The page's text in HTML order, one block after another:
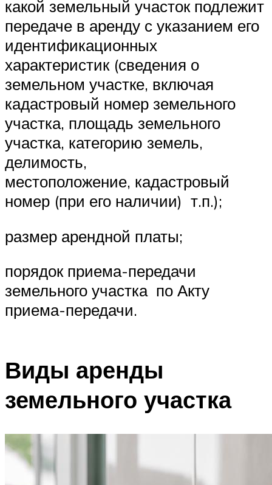
какой земельный участок подлежит
передаче в аренду с указанием его
идентификационных
характеристик (сведения о
земельном участке, включая
кадастровый номер земельного
участка, площадь земельного
участка, категорию земель,
делимость,
местоположение, кадастровый
номер (при его наличии) т.п.);
размер арендной платы;
порядок приема-передачи
земельного участка по Акту
приема-передачи.
Виды аренды
земельного участка